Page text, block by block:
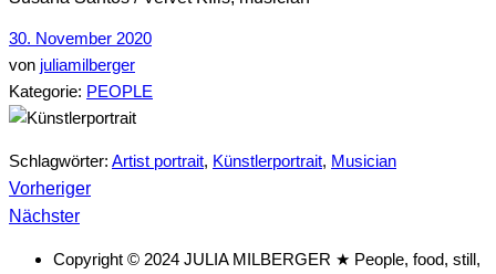
30. November 2020
von juliamilberger
Kategorie: PEOPLE
Schlagwörter: Artist portrait, Künstlerportrait, Musician
Beitragsnavigation
Vorherigervorheriger
Nächsternächster
Copyright © 2024 JULIA MILBERGER ★ People, food, still,